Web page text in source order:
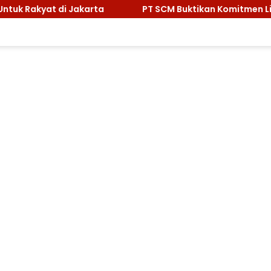
PT SCM Buktikan Komitmen Lingkungan, Sabet